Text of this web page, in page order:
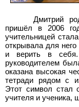
Дмитрий
пришёл в 2006
учительницей
открывала для
и верить в
руководителем
оказана высокая
тетради рядом с
Этот символ стал
учителя и ученика,